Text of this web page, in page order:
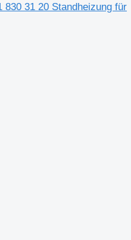
830 31 20 Standheizung für